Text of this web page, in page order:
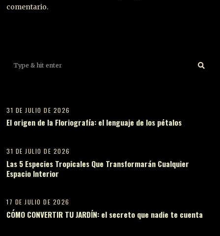
comentario.
31 DE JULIO DE 2026
El origen de la Floriografía: el lenguaje de los pétalos
31 DE JULIO DE 2026
Las 5 Especies Tropicales Que Transformarán Cualquier
Espacio Interior
17 DE JULIO DE 2026
CÓMO CONVERTIR TU JARDÍN: el secreto que nadie te cuenta
04